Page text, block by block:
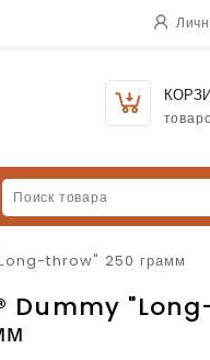
throw" 250 грамм
Dummy